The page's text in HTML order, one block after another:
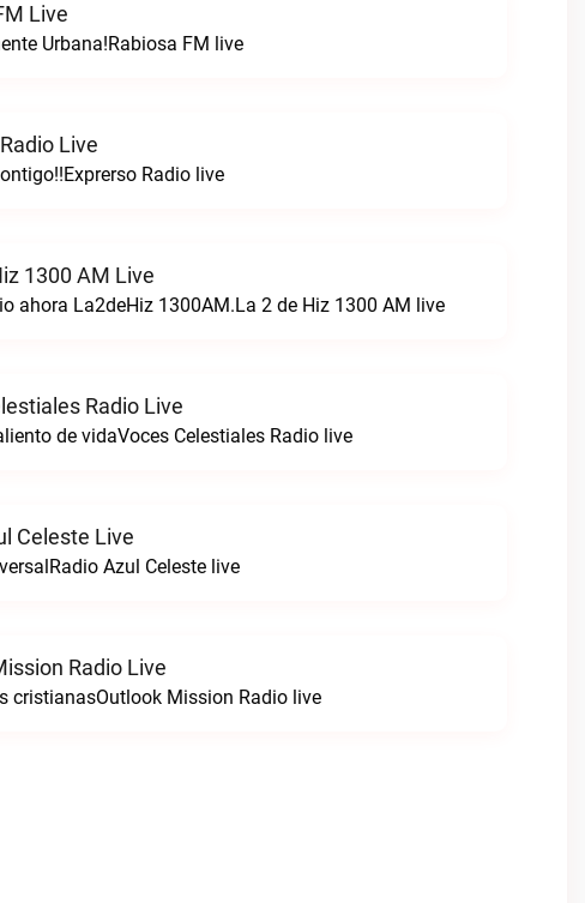
Live
Urbana!Rabiosa FM live
Live
Radio live
1300 AM Live
ahora La2deHiz 1300AM.La 2 de Hiz 1300 AM live
Radio Live
de vidaVoces Celestiales Radio live
Celeste Live
Azul Celeste live
Radio Live
cristianasOutlook Mission Radio live